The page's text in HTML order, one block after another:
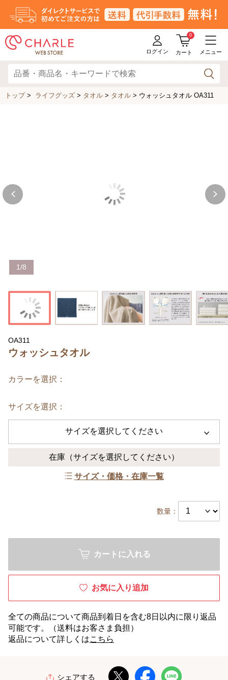
ログイン
0
カート メニュー
トップ> ライフグッズ > タオル > タオル > ウォッシュタオル OA311
1/8
OA311
ウォッシュタオル
カラーを選択：
サイズを選択：
サイズを選択してください
在庫 （サイズを選択してください）
サイズ・価格・在庫一覧
数量：
カートに入れる
お気に入り追加
全ての商品について商品到着日を含む8日以内に限り返品
可能です。（送料はお客さま負担）
返品について詳しくはこちら
シェアする